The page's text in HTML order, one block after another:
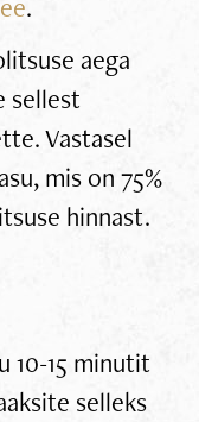
.
aega
sellest
Vastasel
mis on 75%
hinnast.
10-15 minutit
selleks